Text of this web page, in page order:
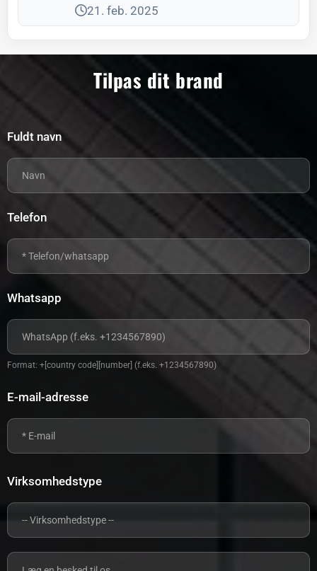
udTræd ind i en type
21. feb. 2025
Tilpas dit brand
Fuldt navn
Telefon
Whatsapp
Format: +[country code][number] (f.eks. +1234567890)
E-mail-adresse
Virksomhedstype